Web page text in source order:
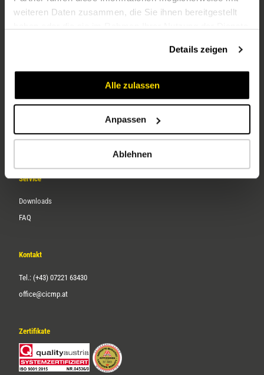
weiteren Daten zusammen, die Sie ihnen bereitgestellt
Details zeigen
Alle zulassen
Anpassen
Ablehnen
Unternehmen
Karriere
Service
Downloads
FAQ
Kontakt
Tel.: (+43) 07221 63430
office@cicmp.at
Zertifikate